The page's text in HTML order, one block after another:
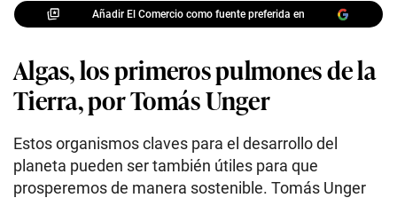
Añadir El Comercio como fuente preferida en
Algas, los primeros pulmones de la
Tierra, por Tomás Unger
Estos organismos claves para el desarrollo del
planeta pueden ser también útiles para que
prosperemos de manera sostenible. Tomás Unger